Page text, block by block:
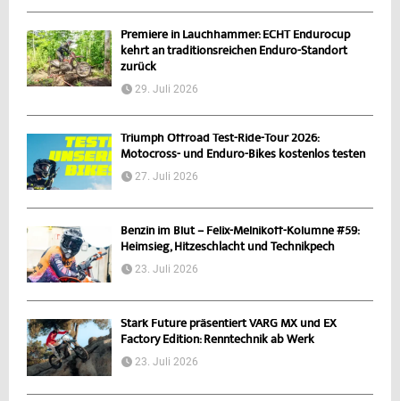
Premiere in Lauchhammer: ECHT Endurocup
kehrt an traditionsreichen Enduro-Standort
zurück
29. Juli 2026
Triumph Offroad Test-Ride-Tour 2026:
Motocross- und Enduro-Bikes kostenlos testen
27. Juli 2026
Benzin im Blut – Felix-Melnikoff-Kolumne #59:
Heimsieg, Hitzeschlacht und Technikpech
23. Juli 2026
Stark Future präsentiert VARG MX und EX
Factory Edition: Renntechnik ab Werk
23. Juli 2026